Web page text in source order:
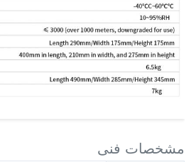
مشخصات فنی